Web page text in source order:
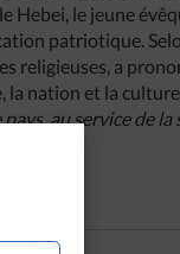
Hebei, le jeune
patriotique.
religieuses, a
la nation et la
au service de la